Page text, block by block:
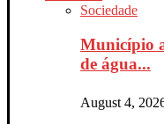
Sociedade
Município
de água...
August 4,